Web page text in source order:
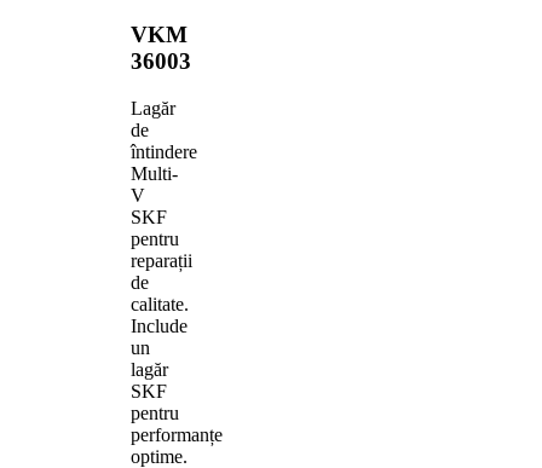
VKM
36003
Lagăr
de
întindere
Multi-
V
SKF
pentru
reparații
de
calitate.
Include
un
lagăr
SKF
pentru
performanțe
optime.